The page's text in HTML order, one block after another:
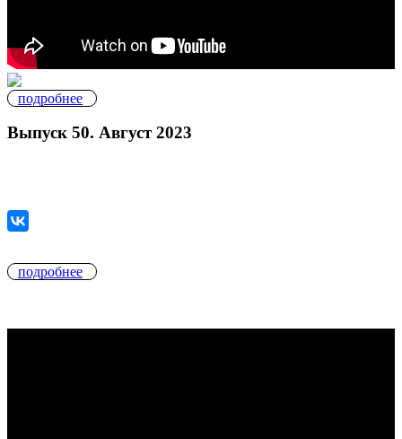
подробнее
Выпуск 50. Август 2023
подробнее